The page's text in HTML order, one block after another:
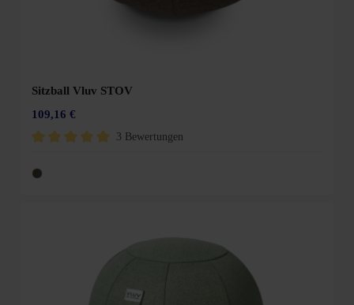
Sitzball Vluv STOV
109,16 €
3 Bewertungen